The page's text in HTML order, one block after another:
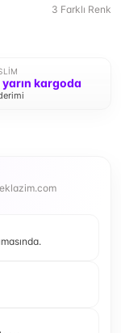
3 Farklı Renk
kargoda